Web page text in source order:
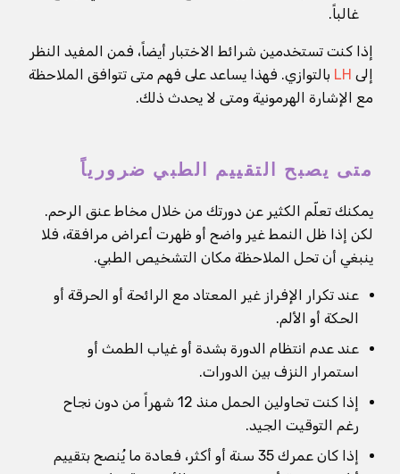
غالباً.
إذا كنت تستخدمين شرائط الاختبار أيضاً، فمن المفيد النظر
إلى LH بالتوازي. فهذا يساعد على فهم متى تتوافق الملاحظة
مع الإشارة الهرمونية ومتى لا يحدث ذلك.
متى يصبح التقييم الطبي ضرورياً
يمكنك تعلّم الكثير عن دورتك من خلال مخاط عنق الرحم.
لكن إذا ظل النمط غير واضح أو ظهرت أعراض مرافقة، فلا
ينبغي أن تحل الملاحظة مكان التشخيص الطبي.
عند تكرار الإفراز غير المعتاد مع الرائحة أو الحرقة أو
الحكة أو الألم.
عند عدم انتظام الدورة بشدة أو غياب الطمث أو
استمرار النزف بين الدورات.
إذا كنت تحاولين الحمل منذ 12 شهراً من دون نجاح
رغم التوقيت الجيد.
إذا كان عمرك 35 سنة أو أكثر، فعادة ما يُنصح بتقييم